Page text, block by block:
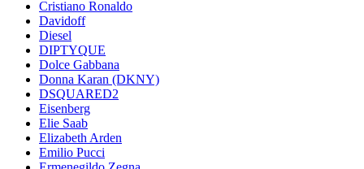
Cristiano Ronaldo
Davidoff
Diesel
DIPTYQUE
Dolce Gabbana
Donna Karan (DKNY)
DSQUARED2
Eisenberg
Elie Saab
Elizabeth Arden
Emilio Pucci